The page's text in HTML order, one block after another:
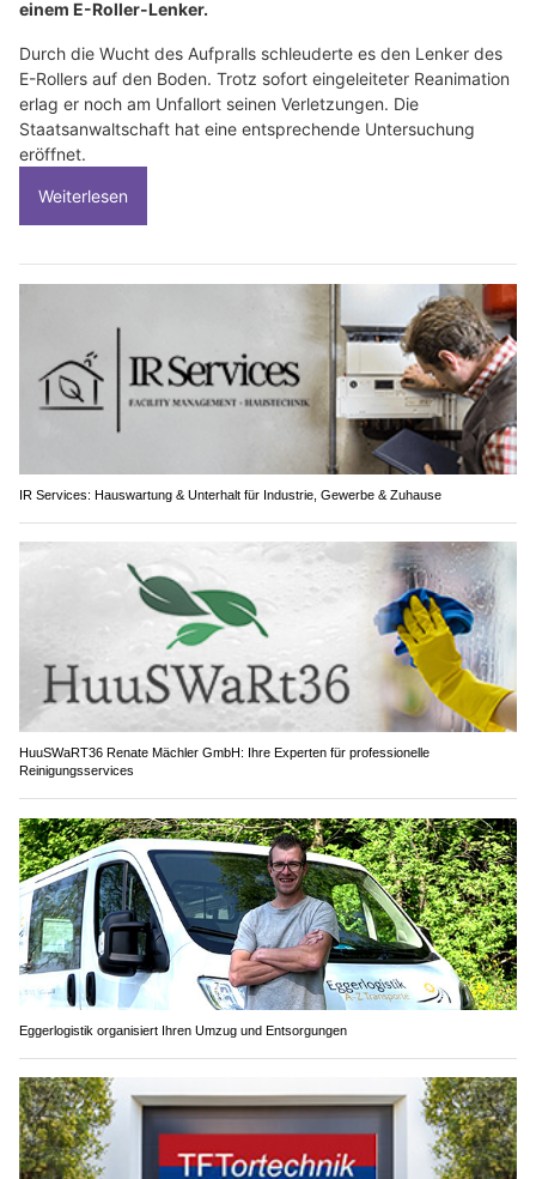
einem E-Roller-Lenker.
Durch die Wucht des Aufpralls schleuderte es den Lenker des
E-Rollers auf den Boden. Trotz sofort eingeleiteter Reanimation
erlag er noch am Unfallort seinen Verletzungen. Die
Staatsanwaltschaft hat eine entsprechende Untersuchung
eröffnet.
Weiterlesen
IR Services: Hauswartung & Unterhalt für Industrie, Gewerbe & Zuhause
HuuSWaRT36 Renate Mächler GmbH: Ihre Experten für professionelle
Reinigungsservices
Eggerlogistik organisiert Ihren Umzug und Entsorgungen